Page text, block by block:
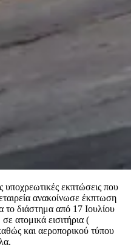
εκπτώσεις που
ανακοίνωσε έκπτωση
το διάστημα από 17 Ιουλίου
ατομικά εισιτήρια (
και αεροπορικού τύπου